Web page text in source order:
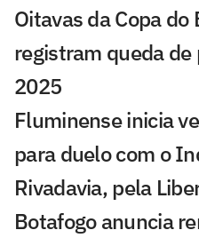
Oitavas da Copa
registram queda
2025
Fluminense inicia
para duelo com o
Rivadavia, pela
Botafogo anuncia